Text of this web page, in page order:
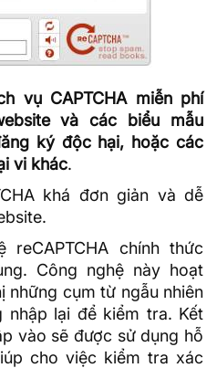
vụ CAPTCHA miễn phí
và các biểu mẫu
ký độc hại, hoặc các
vi khác.
khá đơn giản và dễ
reCAPTCHA chính thức
Công nghệ này hoạt
những cụm từ ngẫu nhiên
nhập lại để kiểm tra. Kết
vào sẽ được sử dụng hỗ
cho việc kiểm tra xác